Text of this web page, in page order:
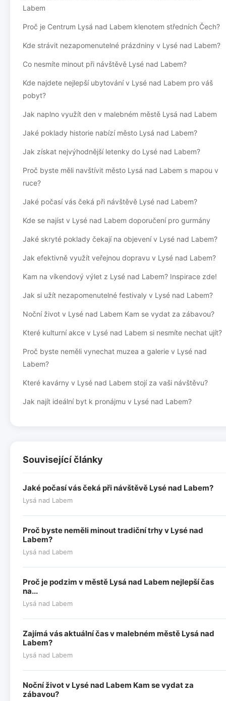
Labem
Proč je Centrum Lysá nad Labem klenotem středních Čech?
Kde strávit nezapomenutelné prázdniny v Lysé nad Labem?
Co nesmíte minout při návštěvě Lysé nad Labem?
Kde najdete nejlepší ubytování v Lysé nad Labem pro váš
pobyt?
Jak naplno využít den v malebném městě Lysá nad Labem
Jaké poklady historie nabízí město Lysá nad Labem?
Jak získat nejvýhodnější letenky do Lysé nad Labem?
Proč byste měli navštívit město Lysá nad Labem s mapou v
ruce?
Jaké počasí vás čeká při návštěvě Lysé nad Labem?
Kde se najíst v Lysé nad Labem doporučení pro gurmány
Jaké skryté poklady čekají na objevení v Lysé nad Labem?
Jak efektivně využít veřejnou dopravu v Lysé nad Labem?
Kam na víkendový výlet z Lysé nad Labem? Inspirace zde!
Jak si užít nezapomenutelné festivaly v Lysé nad Labem?
Noční život v Lysé nad Labem Kam se vydat za zábavou?
Které kulturní akce v Lysé nad Labem si nesmíte nechat ujít?
Proč byste neměli vynechat muzea a galerie v Lysé nad
Labem?
Které kavárny v Lysé nad Labem stojí za vaši návštěvu?
Jak najít ideální byt k pronájmu v Lysé nad Labem?
Související články
Jaké počasí vás čeká při návštěvě Lysé nad Labem?
Lysá nad Labem
Proč byste neměli minout tradiční trhy v Lysé nad
Labem?
Lysá nad Labem
Proč je podzim v městě Lysá nad Labem nejlepší čas
na...
Lysá nad Labem
Zajímá vás aktuální čas v malebném městě Lysá nad
Labem?
Lysá nad Labem
Noční život v Lysé nad Labem Kam se vydat za
zábavou?